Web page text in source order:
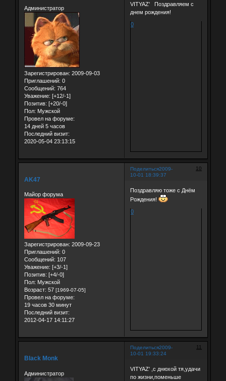
Администратор
Зарегистрирован: 2009-09-03
Приглашений: 0
Сообщений: 764
Уважение: [+12/-1]
Позитив: [+20/-0]
Пол: Мужской
Провел на форуме:
14 дней 5 часов
Последний визит:
2020-05-04 23:13:15
VITYAZ' Поздравляем с
днем рождения!
0
Поделиться 10
2009-
10-01 18:39:37
AK47
Майор форума
Зарегистрирован: 2009-09-23
Приглашений: 0
Сообщений: 107
Уважение: [+3/-1]
Позитив: [+4/-0]
Пол: Мужской
Возраст: 57 [1969-07-05]
Провел на форуме:
19 часов 30 минут
Последний визит:
2012-04-17 14:11:27
Поздравляю тоже с Днём
Рождения!
0
Поделиться 11
2009-
10-01 19:33:24
Black Monk
Администратор
VITYAZ' ,с днюхой тя,удачи
по жизни,поменьше